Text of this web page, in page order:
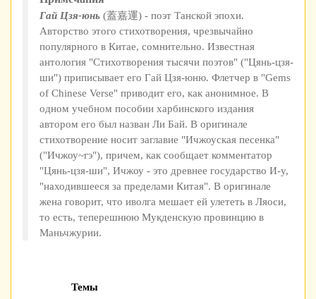
Гай Цзя-юнь (蓋嘉運) - поэт Танской эпохи.
Авторство этого стихотворения, чрезвычайно
популярного в Китае, сомнительно. Известная
антология "Стихотворения тысячи поэтов" ("Цянь-цзя-
ши") приписывает его Гай Цзя-юню. Флетчер в "Gems
of Chinese Verse" приводит его, как анонимное. В
одном учебном пособии харбинского издания
автором его был назван Ли Бай. В оригинале
стихотворение носит заглавие "Ичжоуская песенка"
("Ичжоу~гэ"), причем, как сообщает комментатор
"Цянь-цзя-ши", Ичжоу - это древнее государство И-у,
"находившееся за пределами Китая". В оригинале
жена говорит, что иволга мешает ей улететь в Ляоси,
то есть, теперешнюю Мукденскую провинцию в
Маньчжурии.
Темы